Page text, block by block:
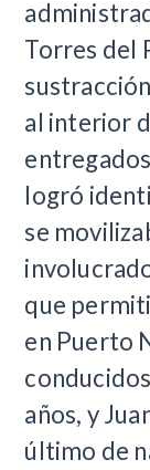
Torres del
al interior
logró
se
que
en Puerto
años, y
último de